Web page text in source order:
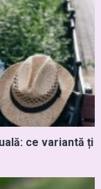
ce variantă ți